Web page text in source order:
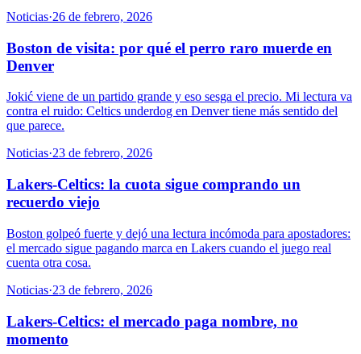
Noticias·26 de febrero, 2026
Boston de visita: por qué el perro raro muerde en
Denver
Jokić viene de un partido grande y eso sesga el precio. Mi lectura va
contra el ruido: Celtics underdog en Denver tiene más sentido del
que parece.
Noticias·23 de febrero, 2026
Lakers-Celtics: la cuota sigue comprando un
recuerdo viejo
Boston golpeó fuerte y dejó una lectura incómoda para apostadores:
el mercado sigue pagando marca en Lakers cuando el juego real
cuenta otra cosa.
Noticias·23 de febrero, 2026
Lakers-Celtics: el mercado paga nombre, no
momento